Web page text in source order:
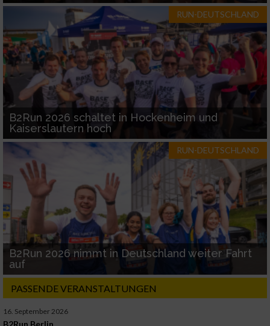
RUN-DEUTSCHLAND
B2Run 2026 schaltet in Hockenheim und
Kaiserslautern hoch
RUN-DEUTSCHLAND
B2Run 2026 nimmt in Deutschland weiter Fahrt
auf
PASSENDE VERANSTALTUNGEN
16. September 2026